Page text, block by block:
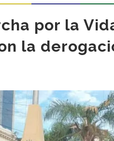
por la
la